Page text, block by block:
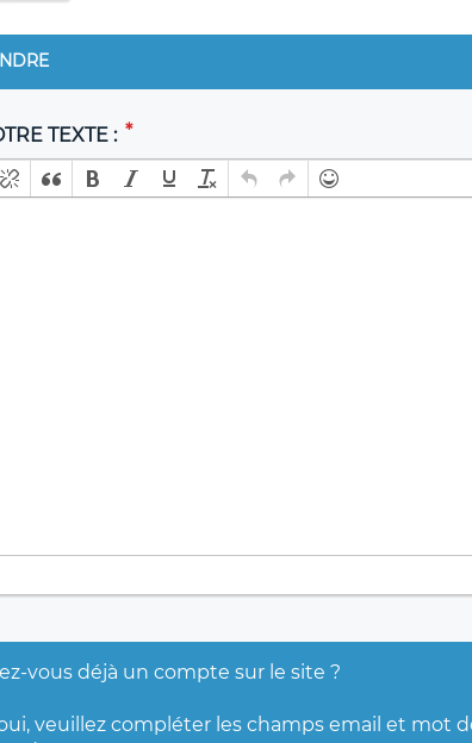
TEXTE :
vous déjà un compte sur le site ?
veuillez compléter les champs email et mot